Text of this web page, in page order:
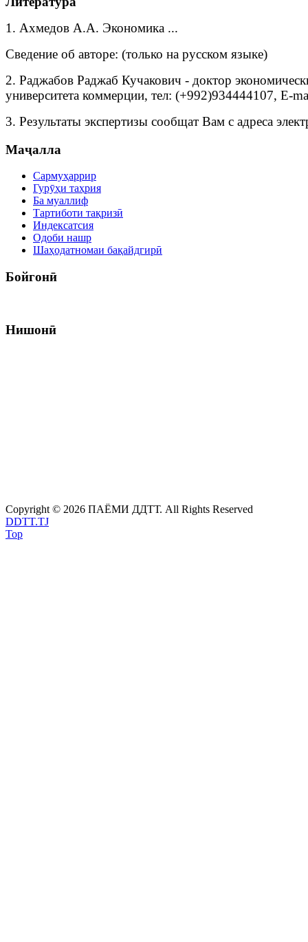
1. Ахмедов А.А. Экономика ...
Сведение об авторе: (только на русском языке)
2. Раджабов Раджаб Кучакович - доктор
университета коммерции, тел: (+992)934444107, E-
3. Результаты экспертизы сообщат Вам с адреса
Маҷалла
Сармуҳаррир
Гурӯҳи таҳрия
Ба муаллиф
Тартиботи тақризӣ
Индексатсия
Одоби нашр
Шаҳодатномаи бақайдгирӣ
Бойгонӣ
Нишонӣ
Copyright © 2026 ПАЁМИ ДДТТ. All Rights Reserved
DDTT.TJ
Top